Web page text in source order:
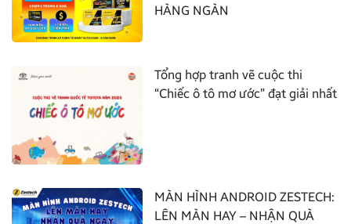
HÀNG NGÀN
Tổng hợp tranh vẽ cuộc thi
“Chiếc ô tô mơ ước” đạt giải nhất
MÀN HÌNH ANDROID ZESTECH:
LÊN MÀN HAY – NHẬN QUÀ